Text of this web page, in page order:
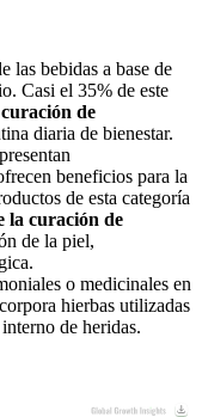
las bebidas a base de
Casi el 35% de este
de
diaria de bienestar.
beneficios para la
de esta categoría
la curación de
de la piel,
o medicinales en
hierbas utilizadas
de heridas.